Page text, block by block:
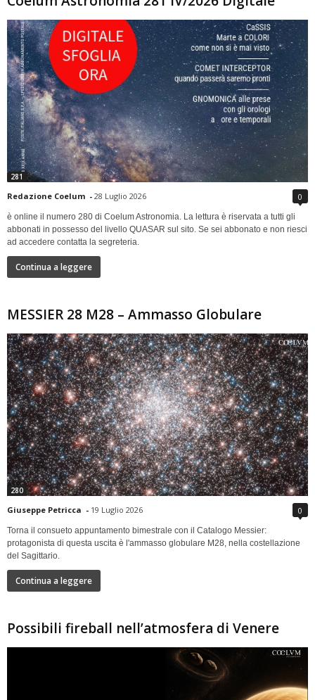
281
Redazione Coelum - 28 Luglio 2026 0
è online il numero 280 di Coelum Astronomia. La lettura è riservata a tutti gli
abbonati in possesso del livello QUASAR sul sito. Se sei abbonato e non riesci
ad accedere contatta la segreteria.
Continua a leggere
MESSIER 28 M28 – Ammasso Globulare
280
Giuseppe Petricca - 19 Luglio 2026 0
Torna il consueto appuntamento bimestrale con il Catalogo Messier:
protagonista di questa uscita è l'ammasso globulare M28, nella costellazione
del Sagittario.
Continua a leggere
Possibili fireball nell’atmosfera di Venere